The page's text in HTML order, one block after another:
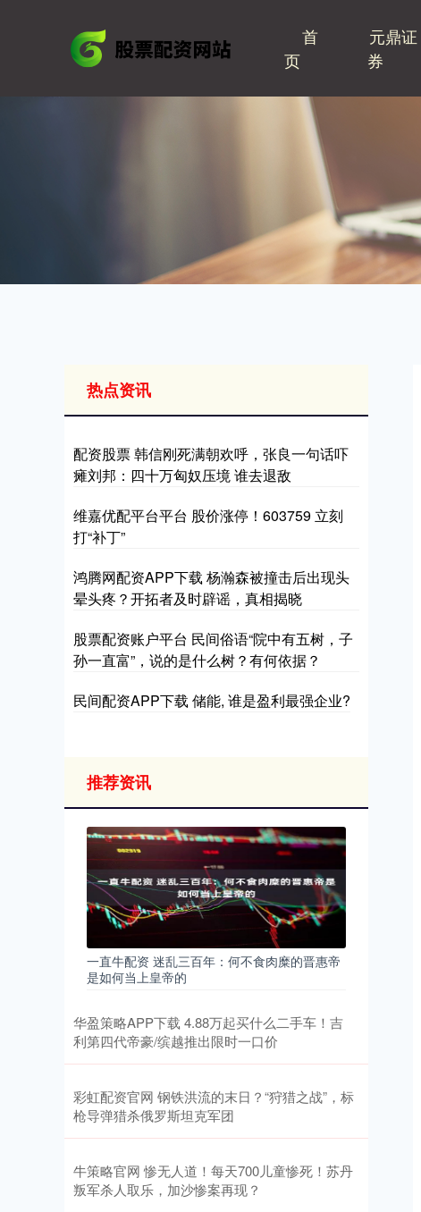
首
页
元鼎证
券
热点资讯
配资股票 韩信刚死满朝欢呼，张良一句话吓
瘫刘邦：四十万匈奴压境 谁去退敌
维嘉优配平台平台 股价涨停！603759 立刻
打“补丁”
鸿腾网配资APP下载 杨瀚森被撞击后出现头
晕头疼？开拓者及时辟谣，真相揭晓
股票配资账户平台 民间俗语“院中有五树，子
孙一直富”，说的是什么树？有何依据？
民间配资APP下载 储能, 谁是盈利最强企业?
推荐资讯
一直牛配资 迷乱三百年：何不食肉糜的晋惠帝
是如何当上皇帝的
华盈策略APP下载 4.88万起买什么二手车！吉
利第四代帝豪/缤越推出限时一口价
彩虹配资官网 钢铁洪流的末日？“狩猎之战”，标
枪导弹猎杀俄罗斯坦克军团
牛策略官网 惨无人道！每天700儿童惨死！苏丹
叛军杀人取乐，加沙惨案再现？